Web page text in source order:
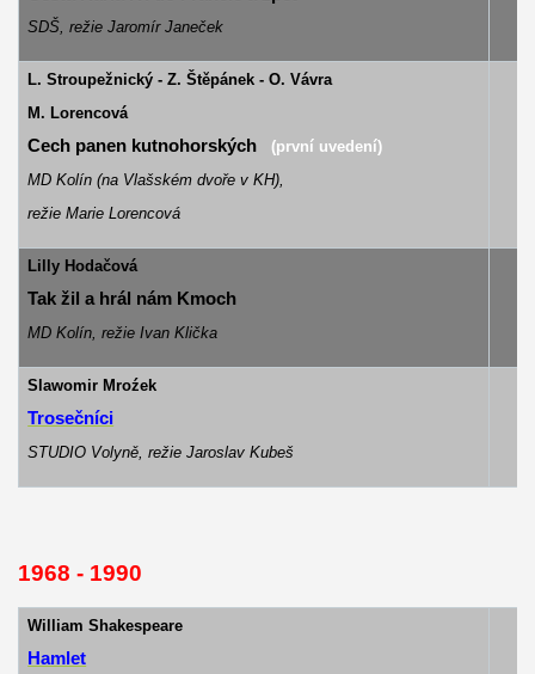
SDŠ, režie Jaromír Janeček
L. Stroupežnický - Z. Štěpánek - O. Vávra
M. Lorencová
Cech panen kutnohorských
(první uvedení)
MD Kolín (na Vlašském dvoře v KH),
režie Marie Lorencová
Lilly Hodačová
Tak žil a hrál nám Kmoch
MD Kolín, režie Ivan Klička
Slawomir Mroźek
Trosečníci
STUDIO Volyně, režie Jaroslav Kubeš
1968 - 1990
William Shakespeare
Hamlet